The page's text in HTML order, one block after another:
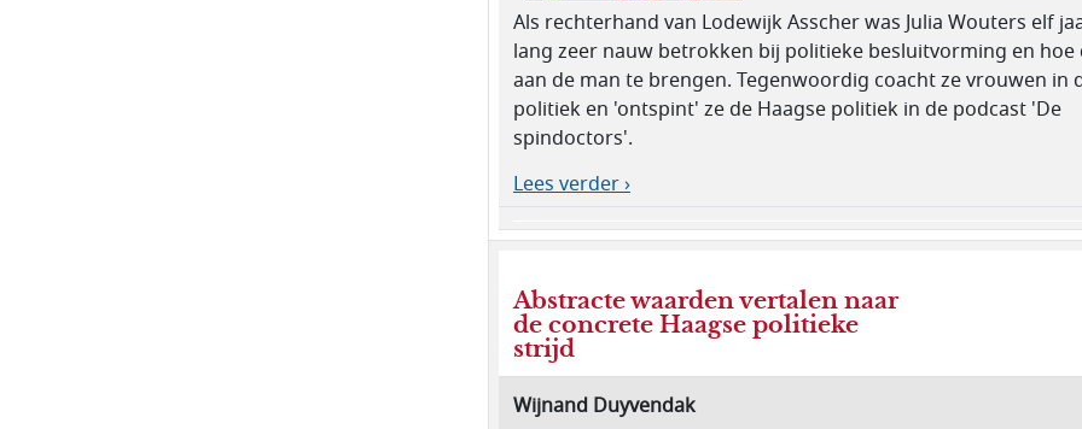
Als rechterhand van Lodewijk Asscher was Julia Wouters elf
lang zeer nauw betrokken bij politieke besluitvorming en hoe
aan de man te brengen. Tegenwoordig coacht ze vrouwen in
politiek en 'ontspint' ze de Haagse politiek in de podcast 'De
spindoctors'.
Lees verder ›
Abstracte waarden vertalen naar
de concrete Haagse politieke
strijd
Wijnand Duyvendak